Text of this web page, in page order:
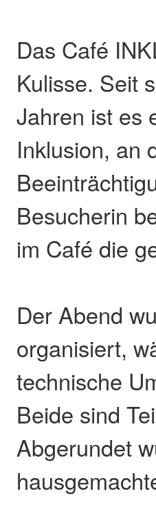
Das Café
Kulisse. Seit
Jahren ist es
Inklusion, an
Besucherin
im Café die
Der Abend
organisiert,
technische
Beide sind
Abgerundet